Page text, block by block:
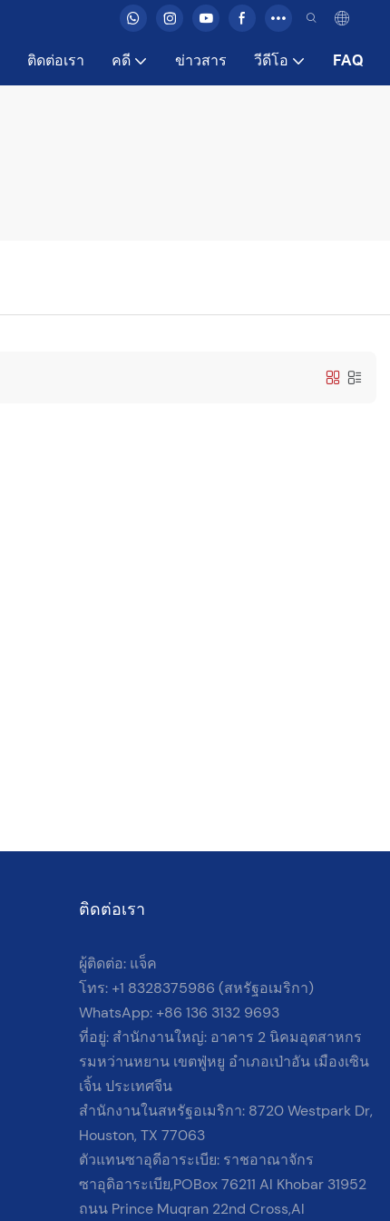
ติดต่อเรา คดี ข่าวสาร วีดีโอ FAQ
ติดต่อเรา
ผู้ติดต่อ: แจ็ค
โทร: +1 8328375986 (สหรัฐอเมริกา)
WhatsApp: +86 136 3132 9693
ที่อยู่: สำนักงานใหญ่: อาคาร 2 นิคมอุตสาหกร
รมหว่านหยาน เขตฟู่หยู อำเภอเป่าอัน เมืองเซิน
เจิ้น ประเทศจีน
สำนักงานในสหรัฐอเมริกา: 8720 Westpark Dr,
Houston, TX 77063
ตัวแทนซาอุดีอาระเบีย: ราชอาณาจักร
ซาอุดิอาระเบีย,POBox 76211 Al Khobar 31952
ถนน Prince Muqran 22nd Cross,Al